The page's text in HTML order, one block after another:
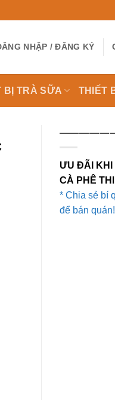
NHẬP / ĐĂNG KÝ
BỊ TRÀ SỮA THIẾT
ƯU ĐÃI KHI
CÀ PHÊ
* Chia sẻ bí
để bán quán!